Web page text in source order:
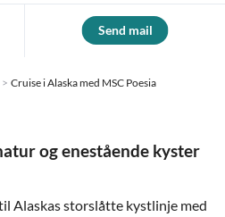
Send mail
Cruise i Alaska med MSC Poesia
og enestående kyster
Alaskas storslåtte kystlinje med